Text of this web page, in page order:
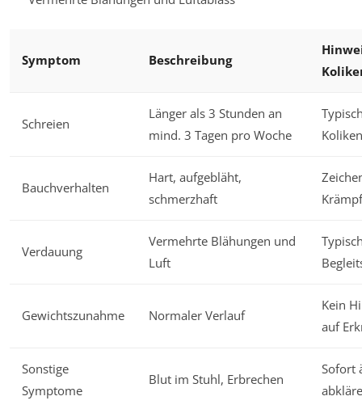
Symptom Beschreibung
Schreien
Länger als 3 Stunden an
mind. 3 Tagen pro Woche
Koliken
Bauchverhalten
Hart, aufgebläht,
schmerzhaft
Verdauung
Vermehrte Blähungen und
Luft
Gewichtszunahme Normaler Verlauf
Kein
auf
Sonstige
Symptome
Blut im Stuhl, Erbrechen
Sofort